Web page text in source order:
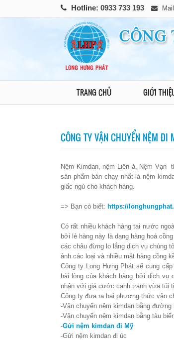
Hotline: 0933 733 193 Mail
TRANG CHỦ GIỚI
CÔNG TY VẬN CHUYỂN NỆM ĐI
Nệm Kimdan, nệm Liên á, Nệm Vạn
sản phẩm bán chạy nhất là nệm
giấc ngủ cho khách hàng.
=> Bạn có biết: https://
Có rất nhiều khách hàng tại nước
bởi lẻ hàng này là dạng hàng hoá
các châu đừng lo lắng dịch vụ chúng
ảnh các loại và nhiều mặt hàng cồng
Công ty Long Hưng Phát sẽ cung
hài lòng của khách hàng bởi dịch
nhận với giá cước cạnh tranh vừa túi
Công ty đưa ra hai phương thức vận
-Vận chuyển nệm kimdan bằng đường
-Vận chuyển nệm kimdan bằng tàu
-Gửi nệm kimdan đi Mỹ
-Gửi nệm kimdan đi úc